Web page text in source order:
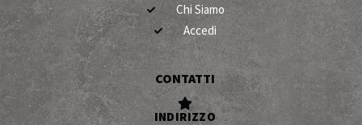
Chi Siamo
Accedi
CONTATTI
INDIRIZZO